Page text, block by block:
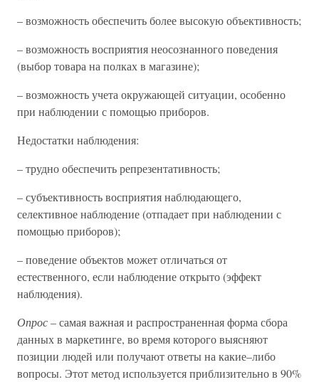
– возможность обеспечить более высокую объективность;
– возможность восприятия неосознанного поведения
(выбор товара на полках в магазине);
– возможность учета окружающей ситуации, особенно
при наблюдении с помощью приборов.
Недостатки наблюдения:
– трудно обеспечить репрезентативность;
– субъективность восприятия наблюдающего,
селективное наблюдение (отпадает при наблюдении с
помощью приборов);
– поведение объектов может отличаться от
естественного, если наблюдение открыто (эффект
наблюдения).
Опрос –самая важная и распространенная форма сбора
данных в маркетинге, во время которого выясняют
позиции людей или получают ответы на какие–либо
вопросы. Этот метод используется приблизительно в 90%